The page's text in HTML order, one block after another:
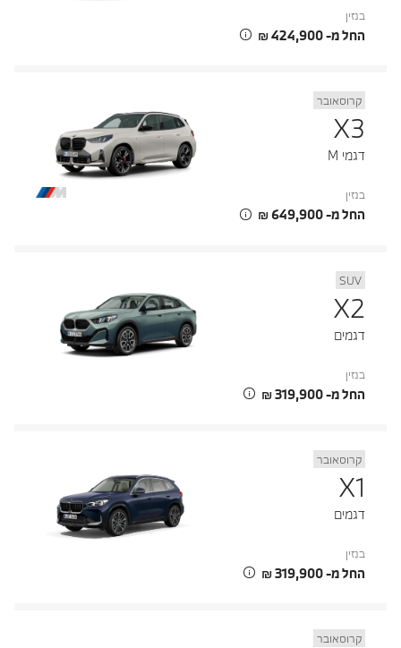
בנזין
החל מ- ‏424,900 ‏₪
קרוסאובר
X3
דגמי M
בנזין
החל מ- ‏649,900 ‏₪
SUV
X2
דגמים
בנזין
החל מ- ‏319,900 ‏₪
קרוסאובר
X1
דגמים
בנזין
החל מ- ‏319,900 ‏₪
קרוסאובר